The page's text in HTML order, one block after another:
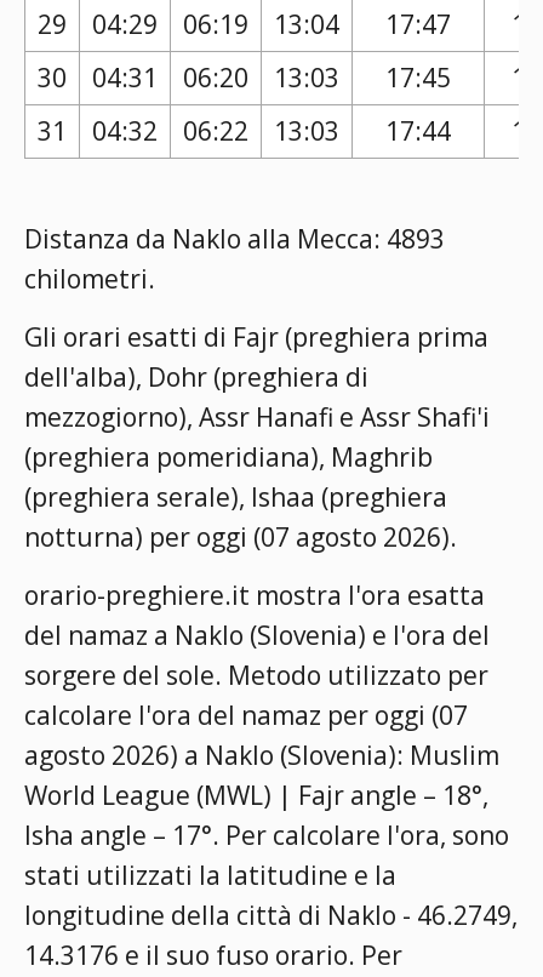
29
04:29 06:19 13:04 17:47
30
04:31 06:20 13:03 17:45
31
04:32 06:22 13:03 17:44
Distanza da Naklo alla Mecca: 4893
chilometri.
Gli orari esatti di Fajr (preghiera prima
dell'alba), Dohr (preghiera di
mezzogiorno), Assr Hanafi e Assr Shafi'i
(preghiera pomeridiana), Maghrib
(preghiera serale), Ishaa (preghiera
notturna) per oggi (07 agosto 2026).
orario-preghiere.it mostra l'ora esatta
del namaz a Naklo (Slovenia) e l'ora del
sorgere del sole. Metodo utilizzato per
calcolare l'ora del namaz per oggi (07
agosto 2026) a Naklo (Slovenia): Muslim
World League (MWL) | Fajr angle – 18°,
Isha angle – 17°. Per calcolare l'ora, sono
stati utilizzati la latitudine e la
longitudine della città di Naklo - 46.2749,
14.3176 e il suo fuso orario. Per